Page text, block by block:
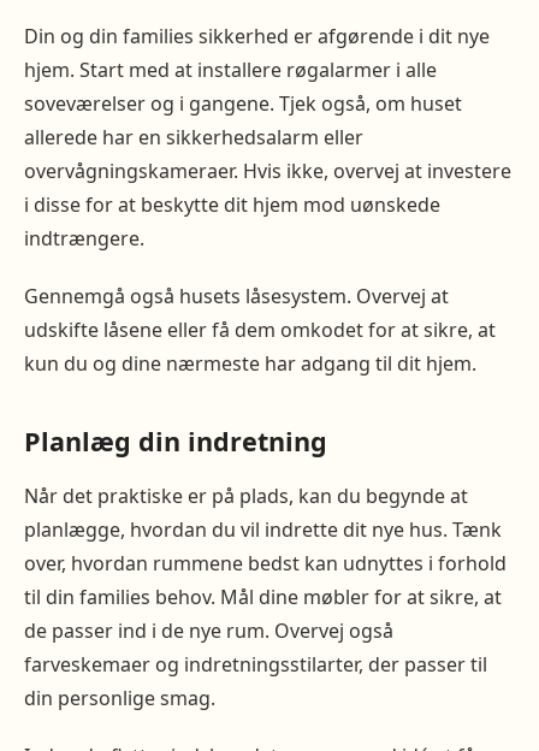
Din og din families sikkerhed er afgørende i dit nye
hjem. Start med at installere røgalarmer i alle
soveværelser og i gangene. Tjek også, om huset
allerede har en sikkerhedsalarm eller
overvågningskameraer. Hvis ikke, overvej at investere
i disse for at beskytte dit hjem mod uønskede
indtrængere.
Gennemgå også husets låsesystem. Overvej at
udskifte låsene eller få dem omkodet for at sikre, at
kun du og dine nærmeste har adgang til dit hjem.
Planlæg din indretning
Når det praktiske er på plads, kan du begynde at
planlægge, hvordan du vil indrette dit nye hus. Tænk
over, hvordan rummene bedst kan udnyttes i forhold
til din families behov. Mål dine møbler for at sikre, at
de passer ind i de nye rum. Overvej også
farveskemaer og indretningsstilarter, der passer til
din personlige smag.